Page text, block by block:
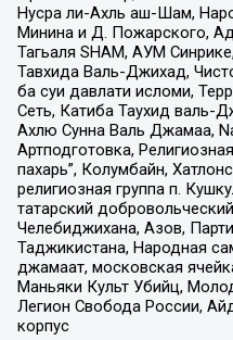
Нусра ли-Ахль аш-Шам,
Минина и Д. Пожарского,
Тагьаля SHAM, АУМ
Тавхида Валь-Джихад,
ба суи давлати исломи,
Сеть, Катиба Таухид валь-
Ахлю Сунна Валь Джамаа,
Артподготовка,
пахарь”, Колумбайн,
религиозная группа п.
татарский
Челебиджихана, Азов,
Таджикистана, Народная
джамаат, московская
Маньяки Культ Убийц,
Легион Свобода России,
корпус